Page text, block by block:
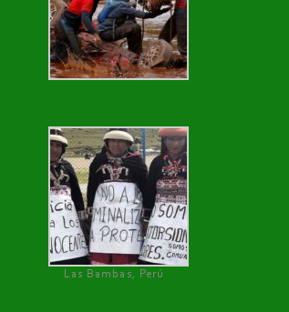
Las Bambas, Perú